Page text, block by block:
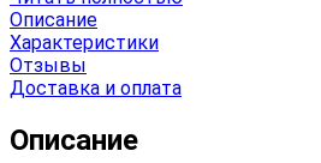
Описание
Характеристики
Отзывы
Доставка и оплата
Описание